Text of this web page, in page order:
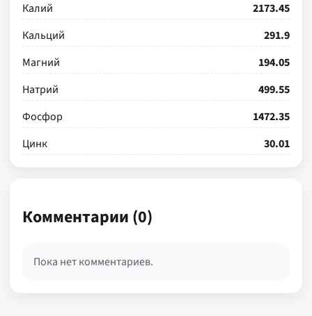
Калий
2173.45
Кальций
291.9
Магний
194.05
Натрий
499.55
Фосфор
1472.35
Цинк
30.01
Комментарии (0)
Пока нет комментариев.